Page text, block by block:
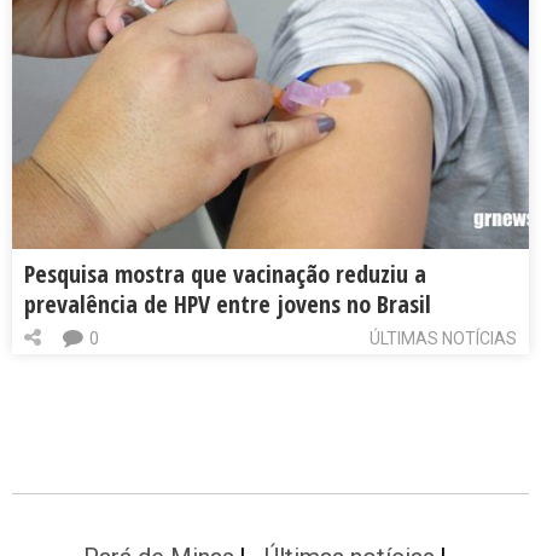
Pesquisa mostra que vacinação reduziu a
prevalência de HPV entre jovens no Brasil
ÚLTIMAS NOTÍCIAS
0